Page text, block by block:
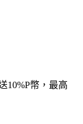
10%P幣，最高